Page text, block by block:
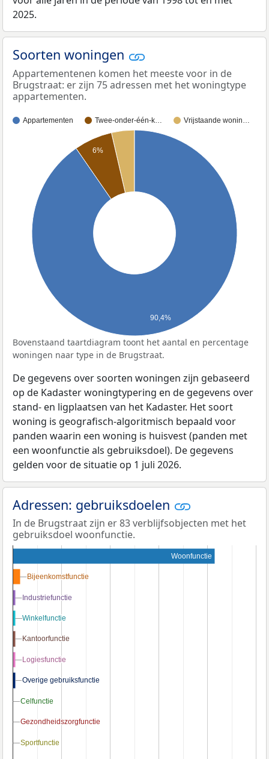
2025.
Soorten woningen
Appartementenen komen het meeste voor in de
Brugstraat: er zijn 75 adressen met het woningtype
appartementen.
Appartementen Twee-onder-één-k… Vrijstaande wonin…
6%
90,4%
Bovenstaand taartdiagram toont het aantal en percentage
woningen naar type in de Brugstraat.
De gegevens over soorten woningen zijn gebaseerd
op de Kadaster woningtypering en de gegevens over
stand- en ligplaatsen van het Kadaster. Het soort
woning is geografisch-algoritmisch bepaald voor
panden waarin een woning is huisvest (panden met
een woonfunctie als gebruiksdoel). De gegevens
gelden voor de situatie op 1 juli 2026.
Adressen: gebruiksdoelen
In de Brugstraat zijn er 83 verblijfsobjecten met het
gebruiksdoel woonfunctie.
Woonfunctie
Bijeenkomstfunctie
Bijeenkomstfunctie
Industriefunctie
Industriefunctie
Winkelfunctie
Winkelfunctie
Kantoorfunctie
Kantoorfunctie
Logiesfunctie
Logiesfunctie
Overige gebruiksfunctie
Overige gebruiksfunctie
Celfunctie
Celfunctie
Gezondheidszorgfunctie
Gezondheidszorgfunctie
Sportfunctie
Sportfunctie